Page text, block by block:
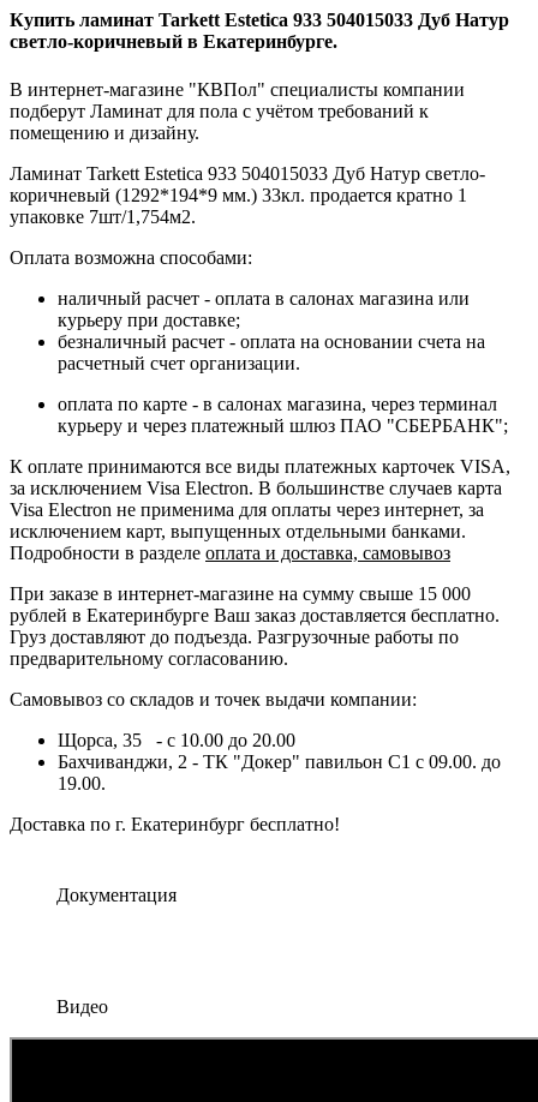
Купить ламинат Tarkett Estetica 933 504015033 Дуб Натур
светло-коричневый в Екатеринбурге.
В интернет-магазине "КВПол" специалисты компании
подберут Ламинат для пола с учётом требований к
помещению и дизайну.
Ламинат Tarkett Estetica 933 504015033 Дуб Натур светло-
коричневый (1292*194*9 мм.) 33кл. продается кратно 1
упаковке 7шт/1,754м2.
Оплата возможна способами:
наличный расчет - оплата в салонах магазина или
курьеру при доставке;
безналичный расчет - оплата на основании счета на
расчетный счет организации.
оплата по карте - в салонах магазина, через терминал
курьеру и через платежный шлюз ПАО "СБЕРБАНК";
К оплате принимаются все виды платежных карточек VISA,
за исключением Visa Electron. В большинстве случаев карта
Visa Electron не применима для оплаты через интернет, за
исключением карт, выпущенных отдельными банками.
Подробности в разделе оплата и доставка, самовывоз
При заказе в интернет-магазине на сумму свыше 15 000
рублей в Екатеринбурге Ваш заказ доставляется бесплатно.
Груз доставляют до подъезда. Разгрузочные работы по
предварительному согласованию.
Самовывоз со складов и точек выдачи компании:
Щорса, 35 - с 10.00 до 20.00
Бахчиванджи, 2 - ТК "Докер" павильон С1 с 09.00. до
19.00.
Доставка по г. Екатеринбург бесплатно!
Документация
Видео